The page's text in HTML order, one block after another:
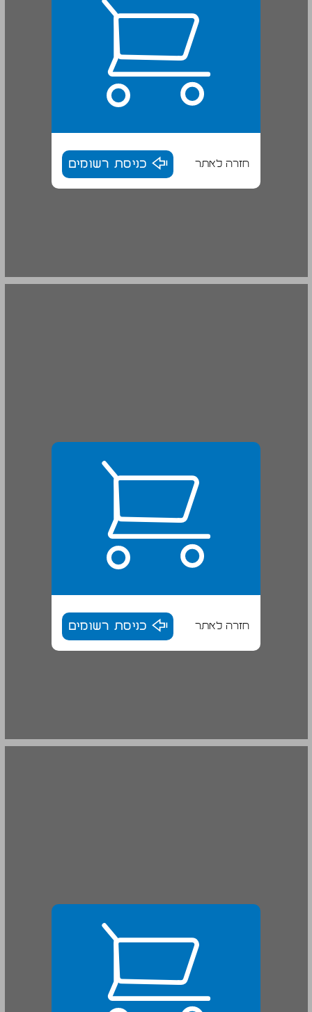
חזרה לאתר כניסת רשומים
5. סיכום ... 20
חזרה לאתר כניסת רשומים